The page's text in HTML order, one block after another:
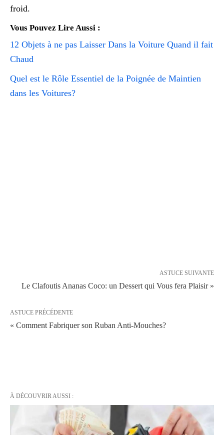
froid.
Vous Pouvez Lire Aussi :
12 Objets à ne pas Laisser Dans la Voiture Quand il fait
Chaud
Quel est le Rôle Essentiel de la Poignée de Maintien
dans les Voitures?
ASTUCE SUIVANTE
Le Clafoutis Ananas Coco: un Dessert qui Vous fera Plaisir »
ASTUCE PRÉCÉDENTE
« Comment Fabriquer son Ruban Anti-Mouches?
À DÉCOUVRIR AUSSI :